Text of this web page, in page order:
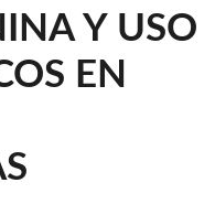
Y USO
EN